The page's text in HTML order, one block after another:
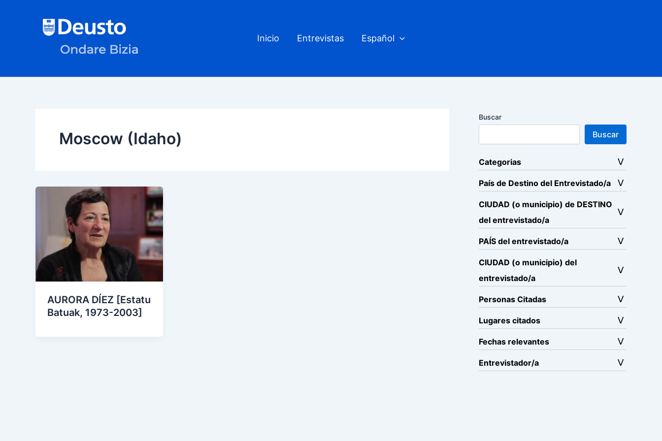
Inicio Entrevistas Español
Moscow (Idaho)
AURORA DÍEZ [Estatu
Batuak, 1973-2003]
Buscar
Buscar
Categorias
País de Destino del Entrevistado/a
CIUDAD (o municipio) de DESTINO
del entrevistado/a
PAÍS del entrevistado/a
CIUDAD (o municipio) del
entrevistado/a
Personas Citadas
Lugares citados
Fechas relevantes
Entrevistador/a